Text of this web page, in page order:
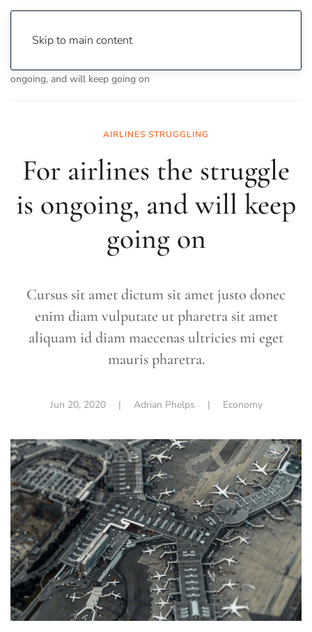
Skip to main content
ongoing, and will keep going on
AIRLINES STRUGGLING
For airlines the struggle
is ongoing, and will keep
going on
Cursus sit amet dictum sit amet justo donec
enim diam vulputate ut pharetra sit amet
aliquam id diam maecenas ultricies mi eget
mauris pharetra.
Jun 20, 2020| Adrian Phelps | Economy